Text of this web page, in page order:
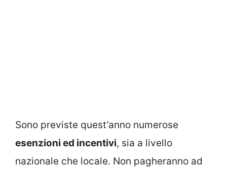
Sono previste quest’anno numerose
esenzioni ed incentivi, sia a livello
nazionale che locale. Non pagheranno ad